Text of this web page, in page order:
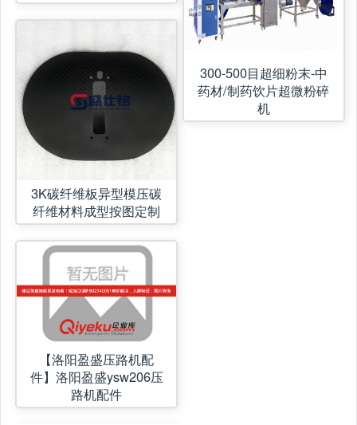
3K碳纤维板异型模压碳
纤维材料成型按图定制
【洛阳盈盛压路机配
件】洛阳盈盛ysw206压
路机配件
300-500目超细粉末-中
药材/制药饮片超微粉碎
机